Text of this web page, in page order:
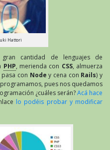
Hattori
cantidad de lenguajes de
PHP, merienda con CSS, almuerza
con Node y cena con Rails) y
pues nos quedamos
¿cuáles serán?Acá hace
lo podéis probar y modificar